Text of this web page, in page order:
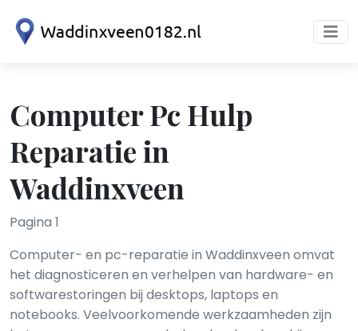
Computer Pc Hulp
Reparatie in
Waddinxveen
Pagina 1
Computer- en pc-reparatie in Waddinxveen omvat
het diagnosticeren en verhelpen van hardware- en
softwarestoringen bij desktops, laptops en
notebooks. Veelvoorkomende werkzaamheden zijn